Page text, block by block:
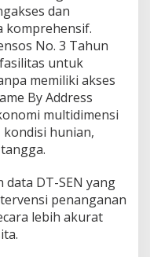
dan
komprehensif.
No. 3 Tahun
untuk
memiliki akses
By Address
multidimensi
hunian,
data DT-SEN yang
penanganan
lebih akurat